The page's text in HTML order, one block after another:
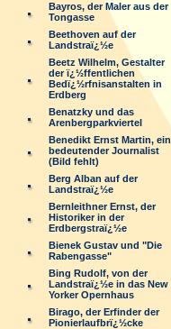
Bayros, der Maler aus der
Tongasse
Beethoven auf der
Landstraï¿½e
Beetz Wilhelm, Gestalter
der ï¿½ffentlichen
Bedï¿½rfnisanstalten in
Erdberg
Benatzky und das
Arenbergparkviertel
Benedikt Ernst Martin, ein
bedeutender Journalist
(Bild fehlt)
Berg Alban auf der
Landstraï¿½e
Bernleithner Ernst, der
Historiker in der
Erdbergstraï¿½e
Bienek Gustav und "Die
Rabengasse"
Bing Rudolf, von der
Landstraï¿½e in das New
Yorker Opernhaus
Birago, der Erfinder der
Pionierlaufbrï¿½cke